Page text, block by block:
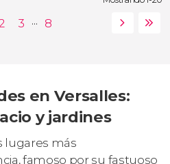
...
en Versalles:
y jardines
lugares más
famoso por su fastuoso